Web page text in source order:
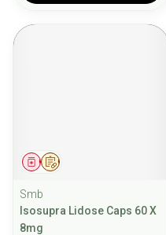
Op voorschrift
Geneesmiddel
Smb
Isosupra Lidose Caps 60 X
8mg